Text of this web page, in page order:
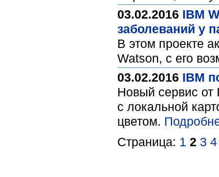
03.02.2016 IBM
заболеваний у
В этом проекте
Watson, с его
03.02.2016 IBM
Новый сервис от
с локальной
цветом.
Страница: 1 2 3 4